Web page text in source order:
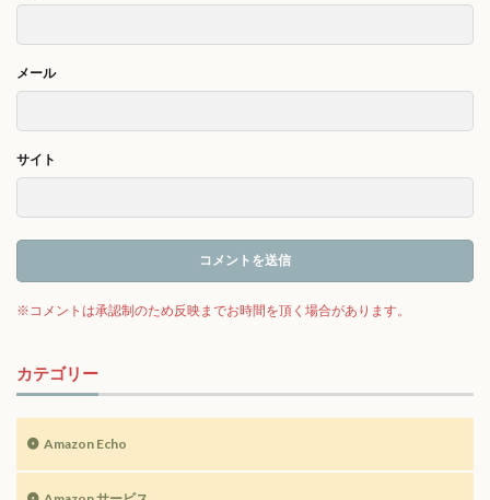
メール
サイト
カテゴリー
Amazon Echo